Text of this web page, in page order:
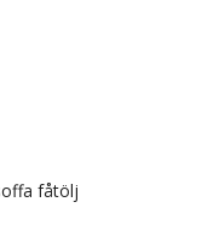
fåtölj